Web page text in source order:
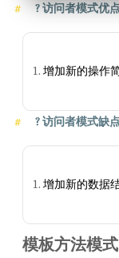
?访问者模式优
增加新的操作
?访问者模式缺
增加新的数据
模板方法模式